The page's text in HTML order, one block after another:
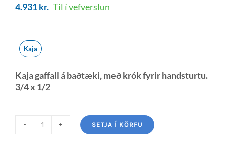
4.931kr. Til í vefverslun
Kaja
Kaja gaffall á baðtæki, með krók fyrir handsturtu.
3/4 x 1/2
SETJA Í KÖRFU